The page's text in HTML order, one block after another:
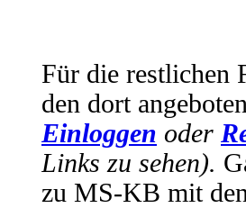
Für die restlichen
den dort
Einloggen oder
Links zu sehen).
zu MS-KB mit